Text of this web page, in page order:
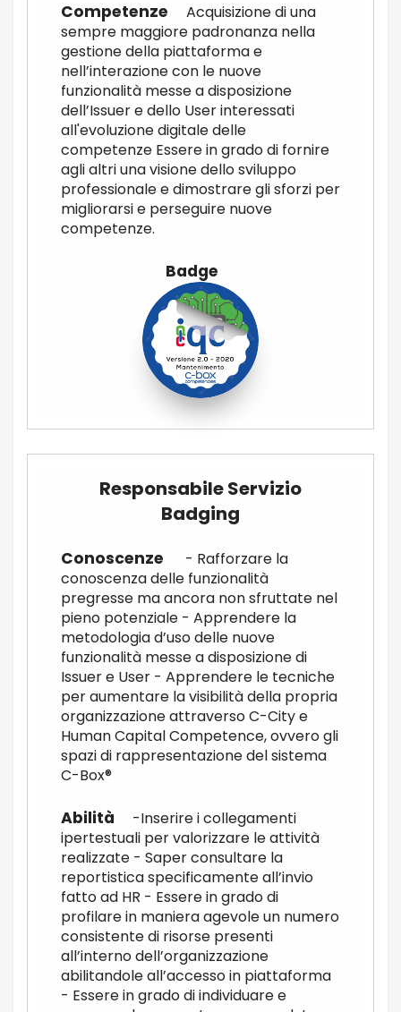
Acquisizione di una
sempre maggiore padronanza nella
gestione della piattaforma e
nell’interazione con le nuove
funzionalità messe a disposizione
dell’Issuer e dello User interessati
all'evoluzione digitale delle
competenze Essere in grado di fornire
agli altri una visione dello sviluppo
professionale e dimostrare gli sforzi per
migliorarsi e perseguire nuove
competenze.
Responsabile Servizio
Badging
- Rafforzare la
conoscenza delle funzionalità
pregresse ma ancora non sfruttate nel
pieno potenziale - Apprendere la
metodologia d’uso delle nuove
funzionalità messe a disposizione di
Issuer e User - Apprendere le tecniche
per aumentare la visibilità della propria
organizzazione attraverso C-City e
Human Capital Competence, ovvero gli
spazi di rappresentazione del sistema
C-Box®
-Inserire i collegamenti
ipertestuali per valorizzare le attività
realizzate - Saper consultare la
reportistica specificamente all’invio
fatto ad HR - Essere in grado di
profilare in maniera agevole un numero
consistente di risorse presenti
all’interno dell’organizzazione
abilitandole all’accesso in piattaforma
- Essere in grado di individuare e